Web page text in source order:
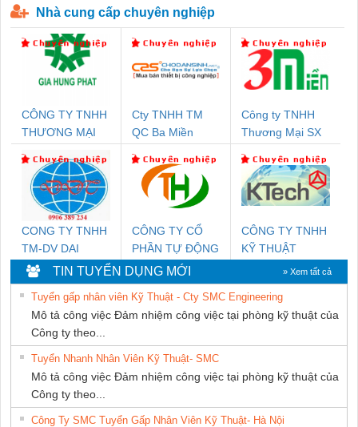
Nhà cung cấp chuyên nghiệp
CÔNG TY TNHH
THƯƠNG MẠI
THUẬT ĐIỆN CƠ
GIA HƯNG PHÁT
Cty TNHH TM
QC Ba Miền
Công ty TNHH
Thương Mại SX
CONG TY TNHH
TM-DV DAI
DONG THANH
CÔNG TY CỔ
PHẦN TỰ ĐỘNG
TIẾN HƯNG
CÔNG TY TNHH
KỸ THUẬT
KTECH VIỆT
NAM
TIN TUYỂN DỤNG MỚI » Xem tất cả
Tuyển gấp nhân viên Kỹ Thuật - Cty SMC Engineering
Mô tả công việc Đảm nhiệm công việc tại phòng kỹ thuật của
Công ty theo...
Tuyển Nhanh Nhân Viên Kỹ Thuật- SMC
Mô tả công việc Đảm nhiệm công việc tại phòng kỹ thuật của
Công ty theo...
Công Ty SMC Tuyển Gấp Nhân Viên Kỹ Thuật- Hà Nội